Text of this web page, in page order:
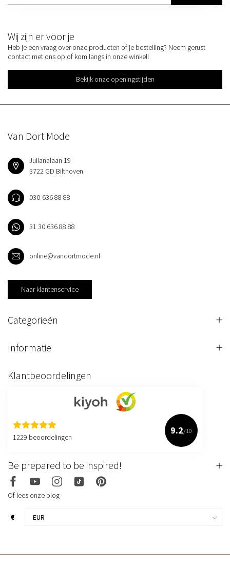
Wij zijn er voor je
Heb je een vraag over onze producten of je bestelling? Neem gerust
contact met ons op of kom langs in onze winkel!
Bekijk onze openingstijden
Van Dort Mode
Julianalaan 19
3722 GD Bilthoven
030-636 88 88
31 30 636 88 88
online@vandortmode.nl
Naar klantenservice
Categorieën
Informatie
Klantbeoordelingen
1229 beoordelingen
9.2/10
Be prepared to be inspired!
Of lees onze blog
€